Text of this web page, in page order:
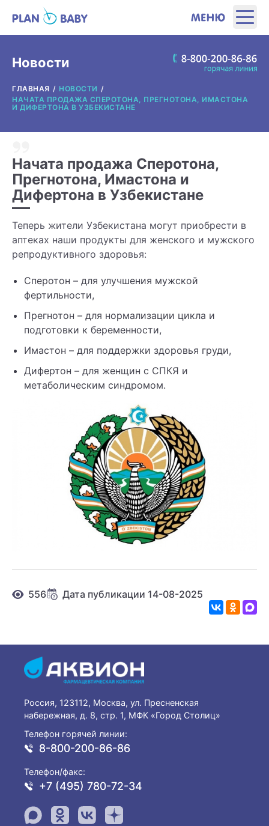
ПРОДУКТЫ
ИНТЕРЕСНОЕ
О ПРОИЗВОДИТЕЛЕ
Новости
ГЛАВНАЯ
НОВОСТИ
НАЧАТА ПРОДАЖА СПЕРОТОНА, ПРЕГНОТОНА, ИМАСТОНА
И ДИФЕРТОНА В УЗБЕКИСТАНЕ
Начата продажа Сперотона,
Прегнотона, Имастона и
Дифертона в Узбекистане
Теперь жители Узбекистана могут приобрести в
аптеках наши продукты для женского и мужского
репродуктивного здоровья:
Сперотон – для улучшения мужской
фертильности,
Прегнотон – для нормализации цикла и
подготовки к беременности,
Имастон – для поддержки здоровья груди,
Дифертон – для женщин с СПКЯ и
метаболическим синдромом.
556 Дата публикации 14-08-2025
Россия, 123112, Москва, ул. Пресненская
набережная, д. 8, стр. 1, МФК «Город Столиц»
Телефон горячей линии:
8-800-200-86-86
Телефон/факс:
+7 (495) 780-72-34